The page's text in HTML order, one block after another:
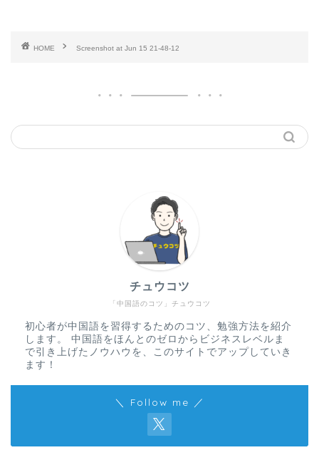
HOME Screenshot at Jun 15 21-48-12
「中国語のコツ」チュウコツ
チュウコツ
初心者が中国語を習得するためのコツ、勉強方法を紹介
します。 中国語をほんとのゼロからビジネスレベルま
で引き上げたノウハウを、このサイトでアップしていき
ます！
＼ Follow me ／